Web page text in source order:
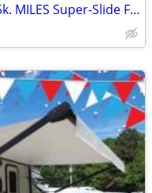
🔵 2009 32’FT Lexington ONLY 15k. MILES Super-Slide Full Paint